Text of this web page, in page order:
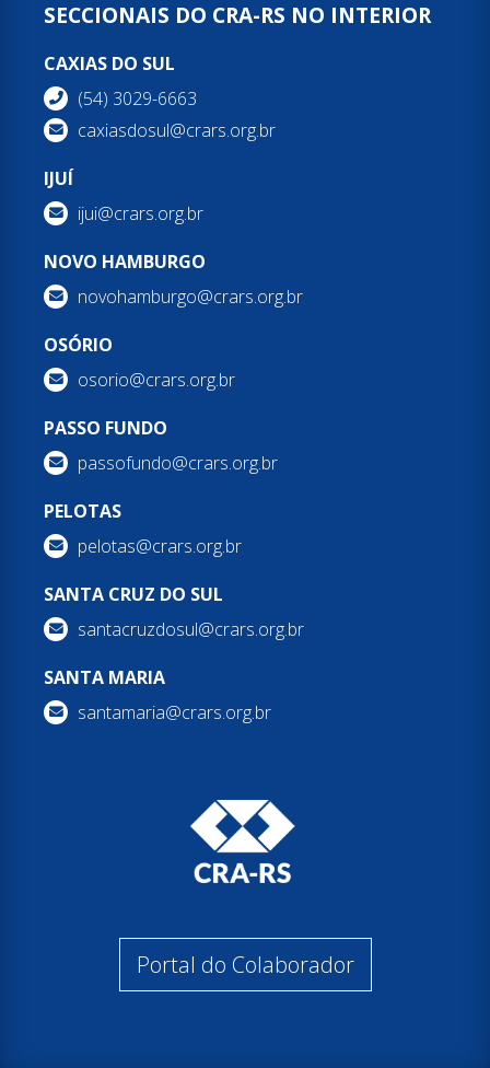
SECCIONAIS DO CRA-RS NO INTERIOR
CAXIAS DO SUL
(54) 3029-6663
caxiasdosul@crars.org.br
IJUÍ
ijui@crars.org.br
NOVO HAMBURGO
novohamburgo@crars.org.br
OSÓRIO
osorio@crars.org.br
PASSO FUNDO
passofundo@crars.org.br
PELOTAS
pelotas@crars.org.br
SANTA CRUZ DO SUL
santacruzdosul@crars.org.br
SANTA MARIA
santamaria@crars.org.br
Portal do Colaborador